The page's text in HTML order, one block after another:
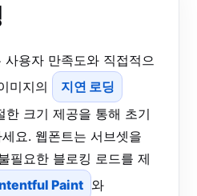
사용자 만족도와 직접적으
미지의
지연 로딩
크기 제공을 통해 초기
요. 웹폰트는 서브셋을
필요한 블로킹 로드를 제
Paint 와